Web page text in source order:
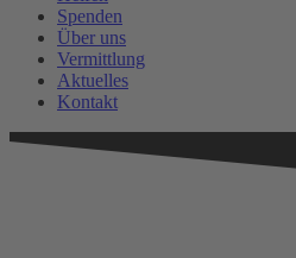
Spenden
Über uns
Vermittlung
Aktuelles
Kontakt